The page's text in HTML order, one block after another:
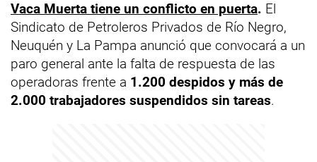
Vaca Muerta tiene un conflicto en puerta. El
Sindicato de Petroleros Privados de Río Negro,
Neuquén y La Pampa anunció que convocará a un
paro general ante la falta de respuesta de las
operadoras frente a 1.200 despidos y más de
2.000 trabajadores suspendidos sin tareas.